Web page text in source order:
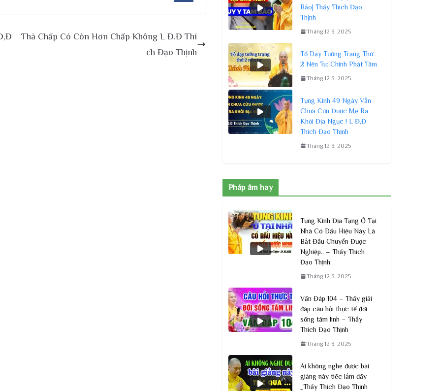
Thà Chấp Có Còn Hơn Chấp Không L Đ.Đ Thí
ch Đạo Thịnh
Bảo| Thầy Thích Đạo
Thịnh
Tháng 12 3, 2025
Tổ Dạy Tướng Trạng Thứ
2 Nên Tu: Chính Phát Tâm
Tháng 12 3, 2025
Tụng Kinh 49 Ngày Vẫn
Chưa Cứu Được Mẹ Ra
Khỏi Địa Ngục ! L Đ,Đ
Thích Đạo Thịnh
Tháng 12 3, 2025
Pháp âm hay
Tụng Kinh Địa Tạng Ở Tại
Nhà Có Dấu Hiệu Này Là
Bắt Đầu Chuyển Được
Nghiệp.. – Thầy Thích
Đạo Thịnh.
Tháng 12 3, 2025
Vấn Đáp 104 – Thầy giải
đáp câu hỏi thực tế đời
sống tâm linh – Thầy
Thích Đạo Thịnh
Tháng 12 3, 2025
Ai không nghe được bài
giảng này tiếc lắm đấy
_Thầy Thích Đạo Thịnh